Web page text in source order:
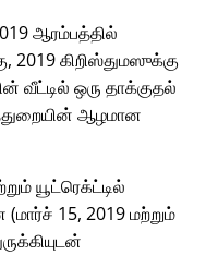
ஆரம்பத்தில்
2019 கிறிஸ்துமஸுக்கு
வீட்டில் ஒரு தாக்குதல்
ஆழமான
யூட்ரெக்ட்டில்
15, 2019 மற்றும்